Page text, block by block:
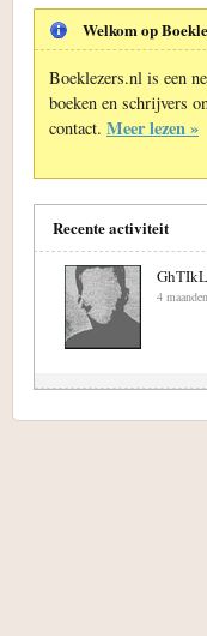
Welkom op
Boeklezers.nl is een
boeken en schrijvers
contact. Meer lezen »
Recente activiteit
4